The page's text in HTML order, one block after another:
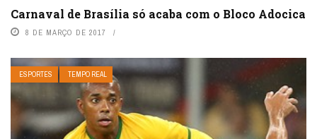
Carnaval de Brasília só acaba com o Bloco Adocica
8 DE MARÇO DE 2017
ESPORTES TEMPO REAL